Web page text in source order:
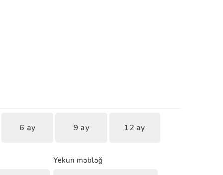
6 ay 9 ay 12 ay
Yekun məbləğ